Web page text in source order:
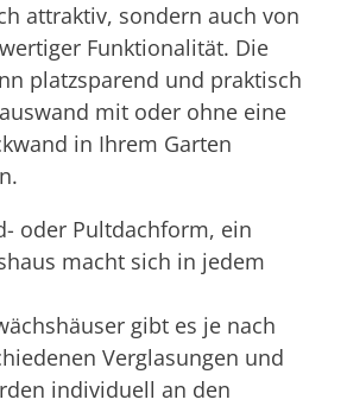
attraktiv, sondern auch von
Funktionalität. Die
platzsparend und praktisch
mit oder ohne eine
in Ihrem Garten
oder Pultdachform, ein
macht sich in jedem
gibt es je nach
Verglasungen und
individuell an den